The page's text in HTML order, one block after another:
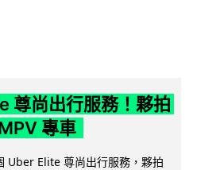
尊尚出行服務！夥拍
專車
Uber Elite 尊尚出行服務，夥拍